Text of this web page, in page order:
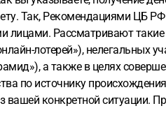
Так, Рекомендациями ЦБ
лицами. Рассматривают
лотерей»), нелегальных
а также в целях
по источнику
конкретной ситуации.